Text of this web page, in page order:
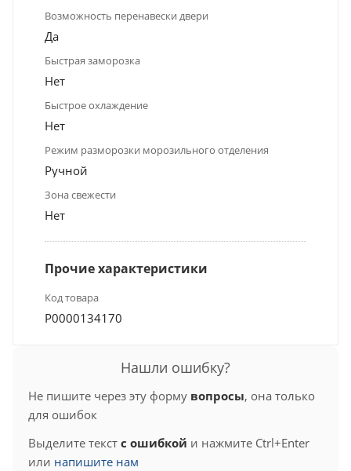
Возможность перенавески двери
Да
Быстрая заморозка
Нет
Быстрое охлаждение
Нет
Режим разморозки морозильного отделения
Ручной
Зона свежести
Нет
Прочие характеристики
Код товара
Р0000134170
Нашли ошибку?
Не пишите через эту форму вопросы, она только
для ошибок
Выделите текст с ошибкой и нажмите Ctrl+Enter
или напишите нам